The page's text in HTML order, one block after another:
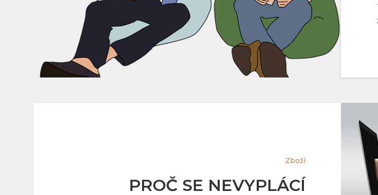
Zboží
PROČ SE NEVYPLÁCÍ